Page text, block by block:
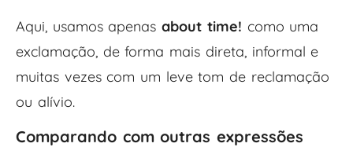
Aqui, usamos apenasabout time! como uma
exclamação, de forma mais direta, informal e
muitas vezes com um leve tom de reclamação
ou alívio.
Comparando com outras expressões